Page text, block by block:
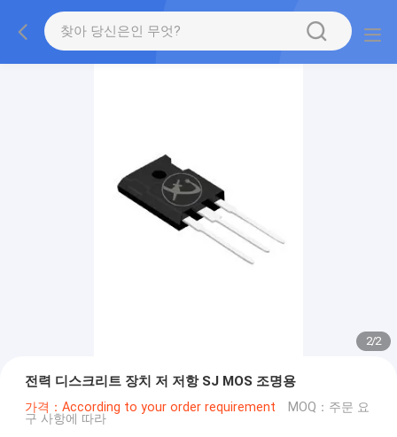
2/2
전력 디스크리트 장치 저 저항 SJ MOS 조명용
가격：According to your order requirement MOQ：주문 요
구 사항에 따라